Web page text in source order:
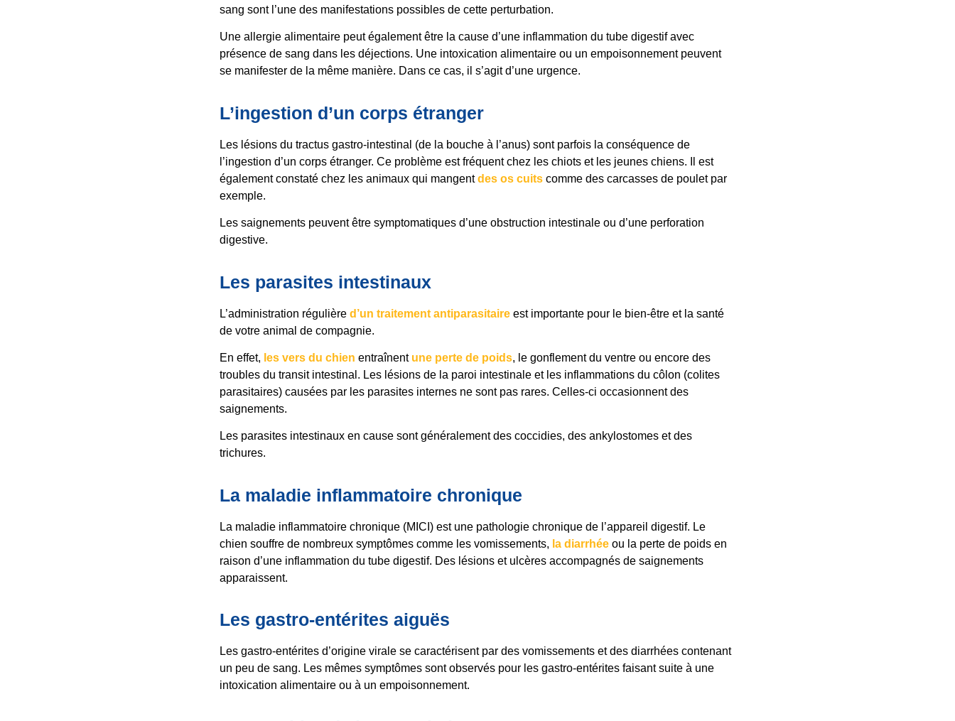
sang sont l’une des manifestations possibles de cette perturbation.
Une allergie alimentaire peut également être la cause d’une inflammation du tube digestif avec
présence de sang dans les déjections. Une intoxication alimentaire ou un empoisonnement peuvent
se manifester de la même manière. Dans ce cas, il s’agit d’une urgence.
L’ingestion d’un corps étranger
Les lésions du tractus gastro-intestinal (de la bouche à l’anus) sont parfois la conséquence de
l’ingestion d’un corps étranger. Ce problème est fréquent chez les chiots et les jeunes chiens. Il est
également constaté chez les animaux qui mangentdes os cuitscomme des carcasses de poulet par
exemple.
Les saignements peuvent être symptomatiques d’une obstruction intestinale ou d’une perforation
digestive.
Les parasites intestinaux
L’administration régulière d’un traitement antiparasitaireest importante pour le bien-être et la santé
de votre animal de compagnie.
En effet, les vers du chien entraînent une perte de poids, le gonflement du ventre ou encore des
troubles du transit intestinal. Les lésions de la paroi intestinale et les inflammations du côlon (colites
parasitaires) causées par les parasites internes ne sont pas rares. Celles-ci occasionnent des
saignements.
Les parasites intestinaux en cause sont généralement des coccidies, des ankylostomes et des
trichures.
La maladie inflammatoire chronique
La maladie inflammatoire chronique (MICI) est une pathologie chronique de l’appareil digestif. Le
chien souffre de nombreux symptômes comme les vomissements, la diarrhéeou la perte de poids en
raison d’une inflammation du tube digestif. Des lésions et ulcères accompagnés de saignements
apparaissent.
Les gastro-entérites aiguës
Les gastro-entérites d’origine virale se caractérisent par des vomissements et des diarrhées contenant
un peu de sang. Les mêmes symptômes sont observés pour les gastro-entérites faisant suite à une
intoxication alimentaire ou à un empoisonnement.